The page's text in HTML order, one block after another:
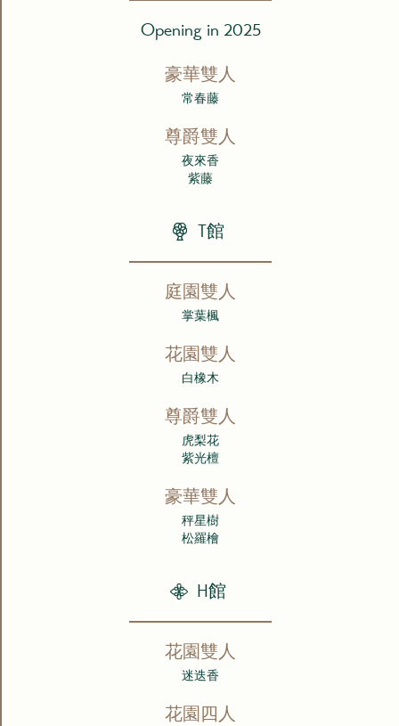
Opening in 2025
豪華雙人
常春藤
尊爵雙人
夜來香
紫藤
T館
庭園雙人
掌葉楓
花園雙人
白橡木
尊爵雙人
虎梨花
紫光檀
豪華雙人
秤星樹
松羅檜
H館
花園雙人
迷迭香
花園四人